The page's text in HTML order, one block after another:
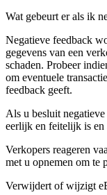
Wat gebeurt er als ik
Negatieve feedback
gegevens van een
schaden. Probeer
om eventuele
feedback geeft.
Als u besluit
eerlijk en feitelijk is en
Verkopers reageren
met u opnemen om te
Verwijdert of wijzigt